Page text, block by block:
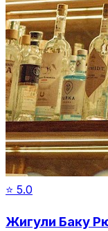
⭐ 5.0
Жигули Баку